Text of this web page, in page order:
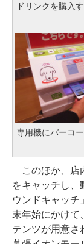
ドリンクを購入
専用機にバーコ
このほか、店
をキャッチし、
ウンドキャッチ
末年始にかけて
テンツが用意さ